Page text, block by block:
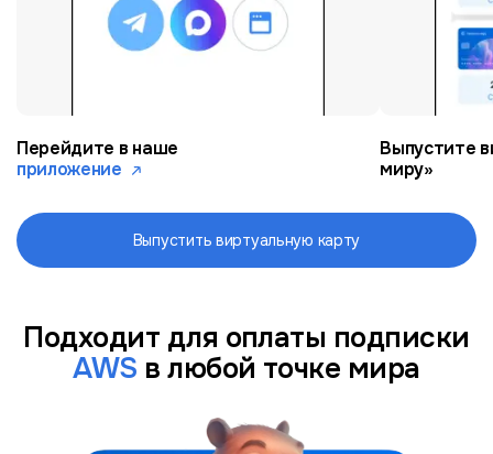
Перейдите в наше
приложение
Выпустите
миру»
Выпустить виртуальную карту
Подходит для оплаты подписки
AWS в любой точке мира